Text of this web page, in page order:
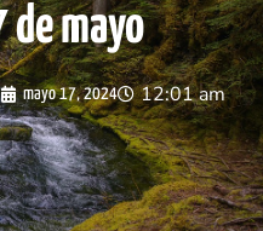
de mayo
mayo 17, 2024 12:01 am